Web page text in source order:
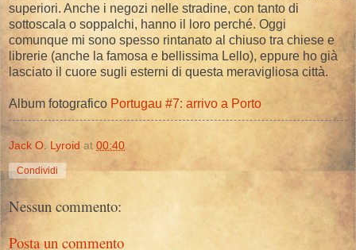
superiori. Anche i negozi nelle stradine, con tanto di
sottoscala o soppalchi, hanno il loro perché. Oggi
comunque mi sono spesso rintanato al chiuso tra chiese e
librerie (anche la famosa e bellissima Lello), eppure ho già
lasciato il cuore sugli esterni di questa meravigliosa città.
Album fotografico Portugau #7: arrivo a Porto
Jack O. Lyroid at 00:40
Condividi
Nessun commento:
Posta un commento